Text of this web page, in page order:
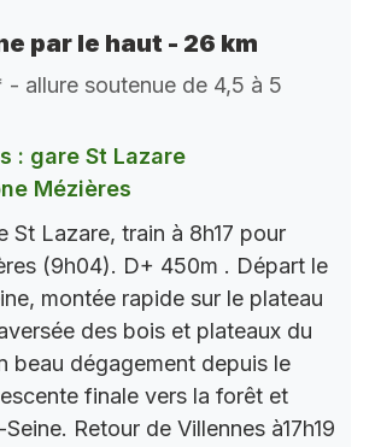
par le haut - 26 km
allure soutenue de 4,5 à 5
: gare St Lazare
Mézières
St Lazare, train à 8h17 pour
(9h04). D+ 450m . Départ le
montée rapide sur le plateau
des bois et plateaux du
beau dégagement depuis le
finale vers la forêt et
Retour de Villennes à17h19